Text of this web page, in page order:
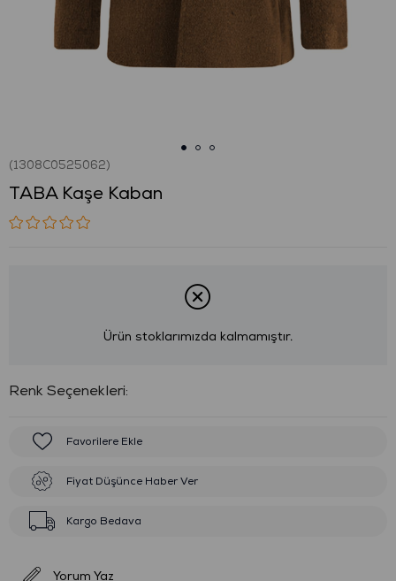
(1308C0525062)
TABA Kaşe Kaban
Ürün stoklarımızda kalmamıştır.
:
Favorilere Ekle
Fiyat Düşünce Haber Ver
Kargo Bedava
Yorum Yaz